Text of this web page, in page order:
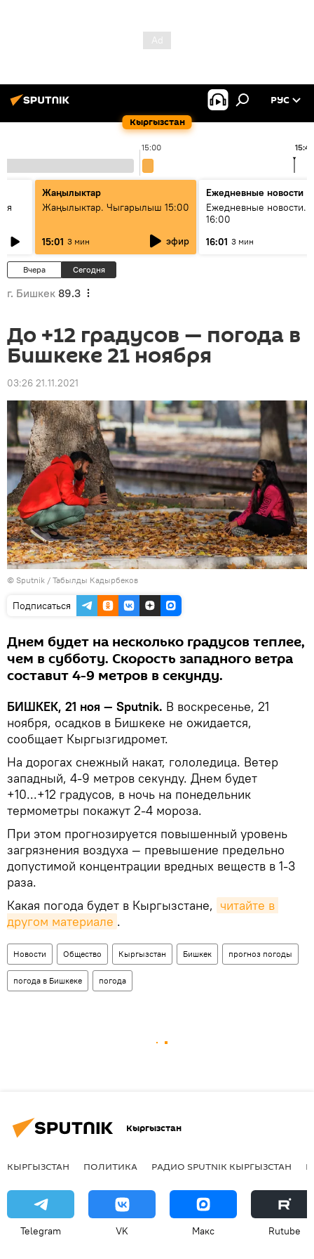
Кыргызстан
РУС
15:00 15:43
Жаңылыктар
Жаңылыктар. Чыгарылыш 15:00
15:01 3 мин эфир
Ежедневные новости
Ежедневные новости.
16:00
16:01 3 мин
Вчера Сегодня
г. Бишкек 89.3
До +12 градусов — погода в
Бишкеке 21 ноября
03:26 21.11.2021
© Sputnik / Табылды Кадырбеков
Подписаться
Днем будет на несколько градусов теплее,
чем в субботу. Скорость западного ветра
составит 4-9 метров в секунду.
БИШКЕК, 21 ноя — Sputnik. В воскресенье, 21
ноября, осадков в Бишкеке не ожидается,
сообщает Кыргызгидромет.
На дорогах снежный накат, гололедица. Ветер
западный, 4-9 метров секунду. Днем будет
+10...+12 градусов, в ночь на понедельник
термометры покажут 2-4 мороза.
При этом прогнозируется повышенный уровень
загрязнения воздуха — превышение предельно
допустимой концентрации вредных веществ в 1-3
раза.
Какая погода будет в Кыргызстане, читайте в
другом материале .
Новости Общество Кыргызстан Бишкек прогноз погоды
погода в Бишкеке погода
Кыргызстан
КЫРГЫЗСТАН ПОЛИТИКА РАДИО SPUTNIK КЫРГЫЗСТАН
Telegram VK Макс Rutube